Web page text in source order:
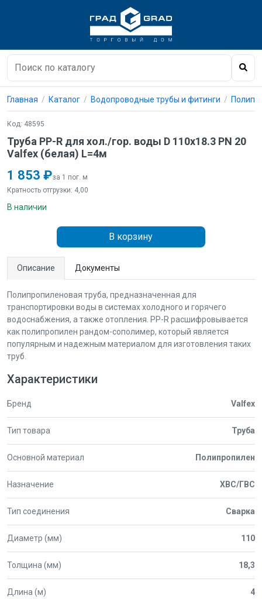
Главная Каталог Водопроводные трубы и фитинги
Код: 48595
Труба PP-R для хол./гор. воды D 110х18.3 PN 20
Valfex (белая) L=4м
1 853 ₽за 1 пог. м
Кратность отгрузки: 4,00
В наличии
В корзину
Описание Документы
Полипропиленовая труба, предназначенная для
транспортировки воды в системах холодного и горячего
водоснабжения, а также отопления. PP-R расшифровывается
как полипропилен рандом-сополимер, который является
популярным и надежным материалом для изготовления таких
труб.
Характеристики
Бренд Valfex
Тип товара Труба
Основной материал Полипропилен
Назначение ХВС/ГВС
Тип соединения Сварка
Диаметр (мм) 110
Толщина (мм) 18,3
Длина (м) 4